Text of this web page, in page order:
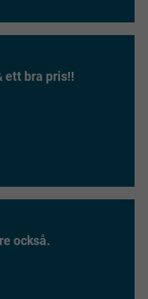
ett bra pris!!
också.